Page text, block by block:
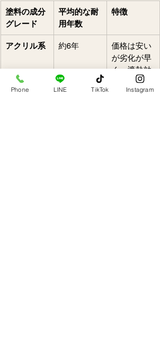
塗料の成分
グレード
平均的な耐
用年数
特徴
アクリル系 約6年
価格は安い
が劣化が早
く、遮熱効
果も早期に
低下しやす
Phone LINE TikTok Instagram